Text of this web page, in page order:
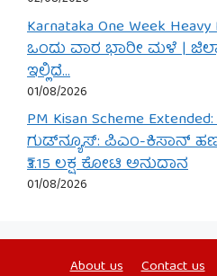
Karnataka One Week
ಒಂದು ವಾರ ಭಾರೀ ಮಳೆ |
ಇಲ್ಲಿದೆ…
01/08/2026
PM Kisan Scheme
ಗುಡ್‌ನ್ಯೂಸ್: ಪಿಎಂ-ಕಿಸಾನ್
₹3.15 ಲಕ್ಷ ಕೋಟಿ ಅನುದಾನ
01/08/2026
About us Contact us